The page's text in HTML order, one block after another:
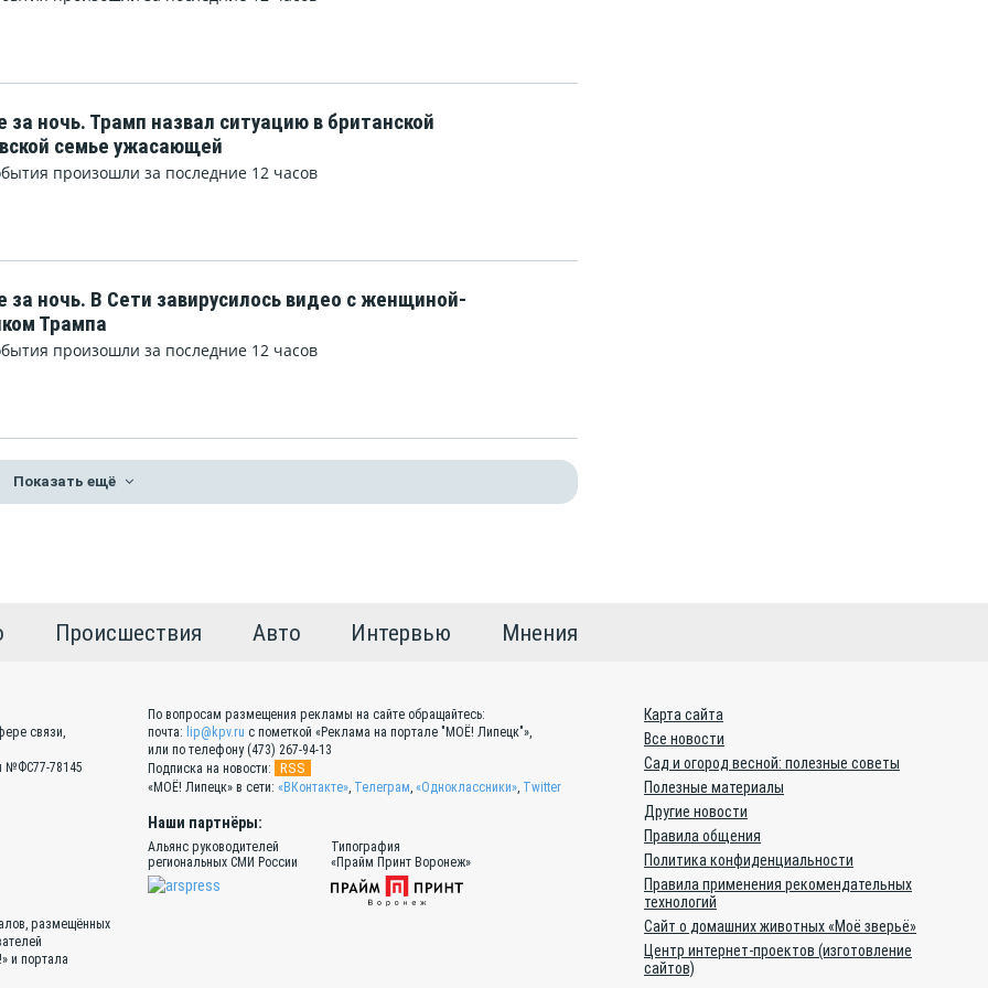
за ночь. Трамп назвал ситуацию в британской
семье ужасающей
произошли за последние 12 часов
за ночь. В Сети завирусилось видео с женщиной-
Трампа
произошли за последние 12 часов
Показать ещё
Происшествия Авто Интервью Мнения
связи,
№ФС77-78145
размещённых
и портала
По вопросам размещения рекламы на сайте обращайтесь:
почта: lip@kpv.ru с пометкой «Реклама на портале "МОЁ! Липецк"»,
или по телефону (473) 267-94-13
Подписка на новости:
RSS
«МОЁ! Липецк» в сети: «ВКонтакте», Телеграм, «Одноклассники», Twitter
Наши партнёры:
Альянс руководителей
региональных СМИ России
Типография
«Прайм Принт Воронеж»
Карта сайта
Все новости
Сад и огород весной: полезные советы
Полезные материалы
Другие новости
Правила общения
Политика конфиденциальности
Правила применения рекомендательных
технологий
Сайт о домашних животных «Моё зверьё»
Центр интернет-проектов (изготовление
сайтов)